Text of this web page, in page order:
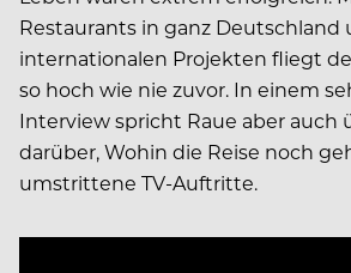
Restaurants in ganz Deutschland
internationalen Projekten fliegt
so hoch wie nie zuvor. In einem
Interview spricht Raue aber auch
darüber, Wohin die Reise noch
umstrittene TV-Auftritte.